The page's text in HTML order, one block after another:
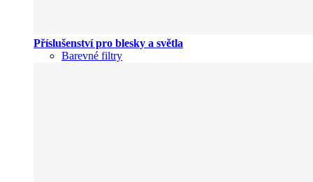
Příslušenství pro blesky a světla
Barevné filtry